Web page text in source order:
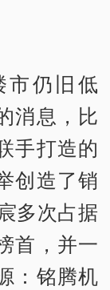
市仍旧低
消息，比
手打造的
创造了销
多次占据
首，并一
：铭腾机